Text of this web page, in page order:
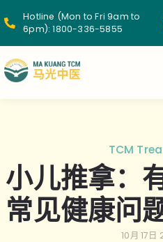
Hotline (Mon to Fri 9am to
6pm): 1800-336-5855
TCM
小儿推拿：
常见健康问
10月 17日